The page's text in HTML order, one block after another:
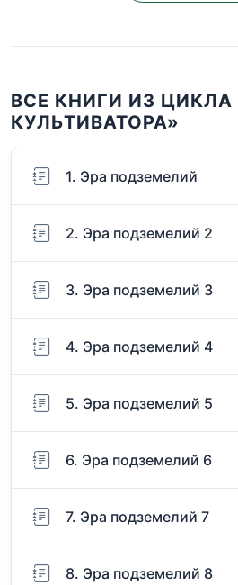
ВСЕ КНИГИ ИЗ ЦИКЛА
КУЛЬТИВАТОРА»
1. Эра подземелий
2. Эра подземелий 2
3. Эра подземелий 3
4. Эра подземелий 4
5. Эра подземелий 5
6. Эра подземелий 6
7. Эра подземелий 7
8. Эра подземелий 8